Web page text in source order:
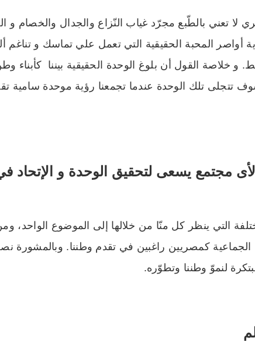
لا تعني بالطّبع مجرّد غياب النّزاع والجدال والخصام و
أواصر المحبة الحقيقية التي تعمل علي تماسك و تناغم
و خلاصة القول أن بلوغ الوحدة الحقيقية بيننا
تتجلى تلك الوحدة عندما تجمعنا رؤية موحدة سامية
لأى مجتمع يسعى لتحقيق الوحدة و الإتحاد
التي ينظر كل منّا من خلالها إلى الموضوع الواحد،
الجماعية كمصريين راغبين في تقدم وطننا. وبالمشورة
لنموّ وطننا وتطوّره.